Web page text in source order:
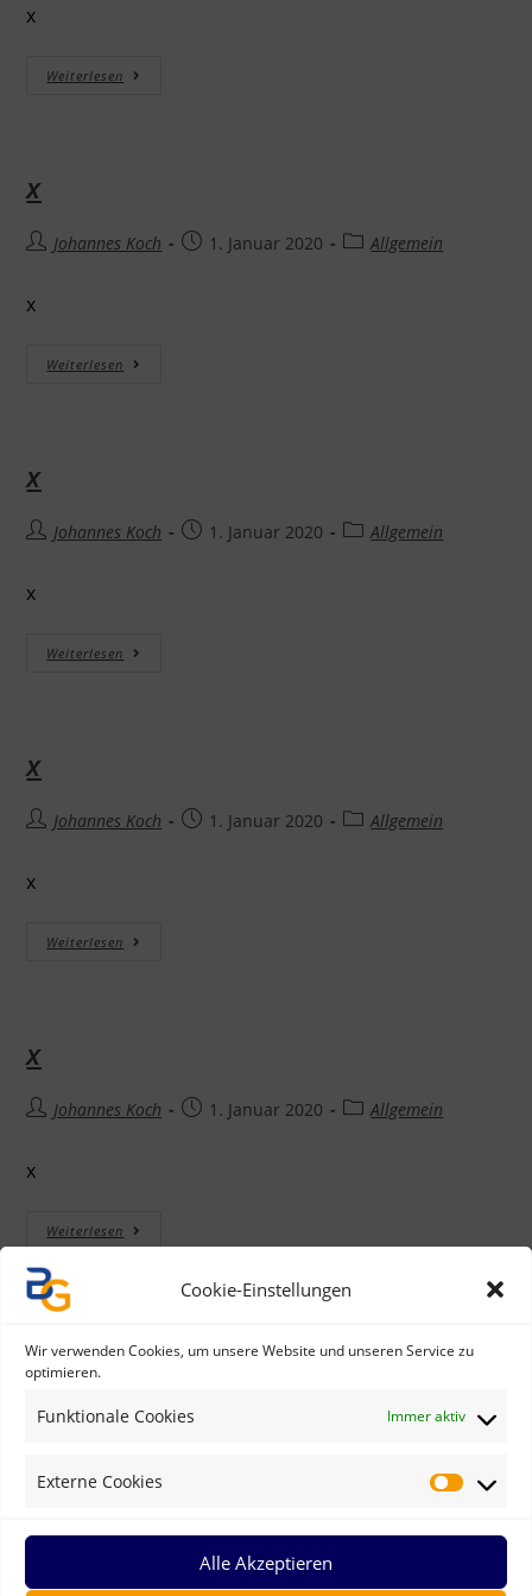
Cookie-Einstellungen
Wir verwenden Cookies, um unsere Website und unseren Service zu
optimieren.
Funktionale Cookies Immer aktiv
Externe Cookies
Alle Akzeptieren
x
Weiterlesen
x
Johannes Koch 1. Januar 2020 Allgemein
x
Weiterlesen
x
Johannes Koch 1. Januar 2020 Allgemein
x
Weiterlesen
x
Johannes Koch 1. Januar 2020 Allgemein
x
Weiterlesen
x
Johannes Koch 1. Januar 2020 Allgemein
x
Weiterlesen
x